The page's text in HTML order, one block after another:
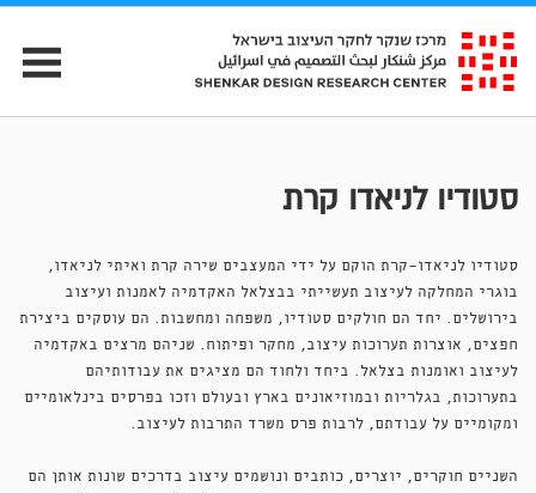
סטודיו לניאדו קרת
סטודיו לניאדו-קרת הוקם על ידי המעצבים שירה קרת ואיתי לניאדו,
בוגרי המחלקה לעיצוב תעשייתי בבצלאל האקדמיה לאמנות ועיצוב
בירושלים. יחד הם חולקים סטודיו, משפחה ומחשבות. הם עוסקים ביצירת
חפצים, אוצרות תערוכות עיצוב, מחקר ופיתוח. שניהם מרצים באקדמיה
לעיצוב ואומנות בצלאל. ביחד ולחוד הם מציגים את עבודותיהם
בתערוכות, בגלריות ובמוזיאונים בארץ ובעולם וזכו בפרסים בינלאומיים
ומקומיים על עבודתם, לרבות פרס משרד התרבות לעיצוב.
השניים חוקרים, יוצרים, כותבים ונושמים עיצוב בדרכים שונות אותן הם